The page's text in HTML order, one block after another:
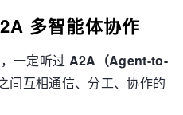
多智能体协作
一定听过 A2A（Agent-to-
互相通信、分工、协作的